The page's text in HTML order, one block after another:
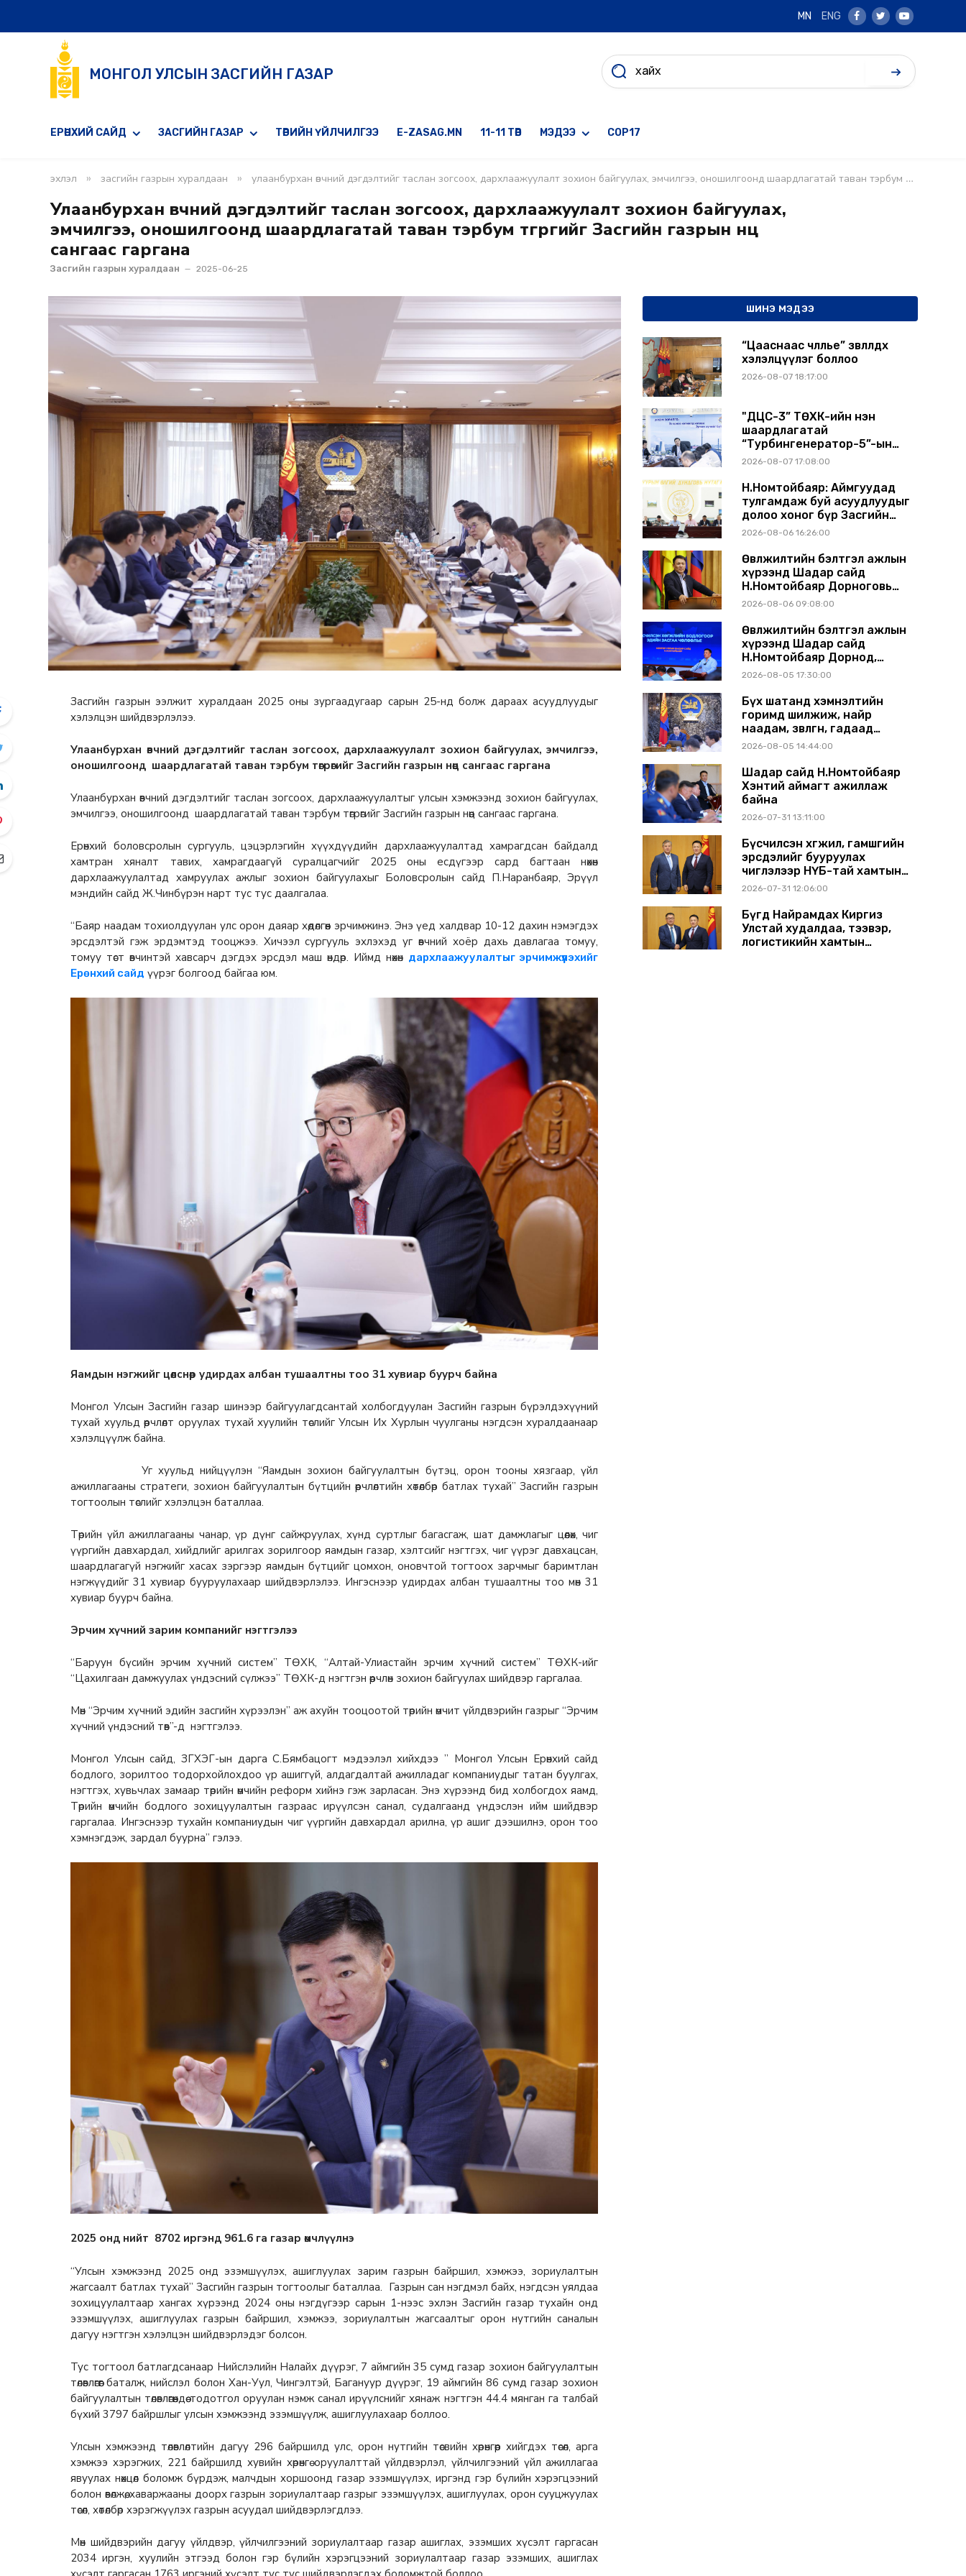
MN ENG
Facebook
TwitterYoutube
МОНГОЛ УЛСЫН ЗАСГИЙН ГАЗАР
ЕРӨНХИЙ САЙД ЗАСГИЙН ГАЗАР ТӨРИЙН ҮЙЛЧИЛГЭЭ E-ZASAG.MN 11-11 ТӨВ МЭДЭЭ COP17
эхлэл » засгийн газрын хуралдаан » улаанбурхан өвчний дэгдэлтийг таслан зогсоох, дархлаажуулалт зохион байгуулах, эмчилгээ, оношилгоонд шаардлагатай таван тэрбум төгрөгийг засгийн газрын нөөц сангаас гаргана
Улаанбурхан өвчний дэгдэлтийг таслан зогсоох, дархлаажуулалт зохион байгуулах,
эмчилгээ, оношилгоонд шаардлагатай таван тэрбум төгрөгийг Засгийн газрын нөөц
сангаас гаргана
Засгийн газрын хуралдаан 2025-06-25
Засгийн газрын ээлжит хуралдаан 2025 оны зургаадугаар сарын 25-нд болж дараах асуудлуудыг
хэлэлцэн шийдвэрлэлээ.
Улаанбурхан өвчний дэгдэлтийг таслан зогсоох, дархлаажуулалт зохион байгуулах, эмчилгээ,
оношилгоонд шаардлагатай таван тэрбум төгрөгийг Засгийн газрын нөөц сангаас гаргана
Улаанбурхан өвчний дэгдэлтийг таслан зогсоох, дархлаажуулалтыг улсын хэмжээнд зохион байгуулах,
эмчилгээ, оношилгоонд шаардлагатай таван тэрбум төгрөгийг Засгийн газрын нөөц сангаас гаргана.
Ерөнхий боловсролын сургууль, цэцэрлэгийн хүүхдүүдийн дархлаажуулалтад хамрагдсан байдалд
хамтран хяналт тавих, хамрагдаагүй суралцагчийг 2025 оны есдүгээр сард багтаан нөхөн
дархлаажуулалтад хамруулах ажлыг зохион байгуулахыг Боловсролын сайд П.Наранбаяр, Эрүүл
мэндийн сайд Ж.Чинбүрэн нарт тус тус даалгалаа.
“Баяр наадам тохиолдуулан улс орон даяар хөдөлгөөн эрчимжинэ. Энэ үед халдвар 10-12 дахин нэмэгдэх
эрсдэлтэй гэж эрдэмтэд тооцжээ. Хичээл сургууль эхлэхэд уг өвчний хоёр дахь давлагаа томуу,
томуу төст өвчинтэй хавсарч дэгдэх эрсдэл маш өндөр. Иймд нөхөн дархлаажуулалтыг эрчимжүүлэхийг
Ерөнхий сайд үүрэг болгоод байгаа юм.
Яамдын нэгжийг цөөлснөөр удирдах албан тушаалтны тоо 31 хувиар буурч байна
Монгол Улсын Засгийн газар шинээр байгуулагдсантай холбогдуулан Засгийн газрын бүрэлдэхүүний
тухай хуульд өөрчлөлт оруулах тухай хуулийн төслийг Улсын Их Хурлын чуулганы нэгдсэн хуралдаанаар
хэлэлцүүлж байна.
Уг хуульд нийцүүлэн “Яамдын зохион байгуулалтын бүтэц, орон тооны хязгаар, үйл
ажиллагааны стратеги, зохион байгуулалтын бүтцийн өөрчлөлтийн хөтөлбөр батлах тухай” Засгийн газрын
тогтоолын төслийг хэлэлцэн баталлаа.
Төрийн үйл ажиллагааны чанар, үр дүнг сайжруулах, хүнд суртлыг багасгаж, шат дамжлагыг цөөлөх, чиг
үүргийн давхардал, хийдлийг арилгах зорилгоор яамдын газар, хэлтсийг нэгтгэх, чиг үүрэг давхацсан,
шаардлагагүй нэгжийг хасах зэргээр яамдын бүтцийг цомхон, оновчтой тогтоох зарчмыг баримтлан
нэгжүүдийг 31 хувиар бууруулахаар шийдвэрлэлээ. Ингэснээр удирдах албан тушаалтны тоо мөн 31
хувиар буурч байна.
Эрчим хүчний зарим компанийг нэгтгэлээ
“Баруун бүсийн эрчим хүчний систем” ТӨХК, “Алтай-Улиастайн эрчим хүчний систем” ТӨХК-ийг
“Цахилгаан дамжуулах үндэсний сүлжээ” ТӨХК-д нэгтгэн өөрчлөн зохион байгуулах шийдвэр гаргалаа.
Мөн “Эрчим хүчний эдийн засгийн хүрээлэн” аж ахуйн тооцоотой төрийн өмчит үйлдвэрийн газрыг “Эрчим
хүчний үндэсний төв”-д нэгтгэлээ.
Монгол Улсын сайд, ЗГХЭГ-ын дарга С.Бямбацогт мэдээлэл хийхдээ ” Монгол Улсын Ерөнхий сайд
бодлого, зорилтоо тодорхойлохдоо үр ашиггүй, алдагдалтай ажилладаг компаниудыг татан буулгах,
нэгтгэх, хувьчлах замаар төрийн өмчийн реформ хийнэ гэж зарласан. Энэ хүрээнд бид холбогдох яамд,
Төрийн өмчийн бодлого зохицуулалтын газраас ирүүлсэн санал, судалгаанд үндэслэн ийм шийдвэр
гаргалаа. Ингэснээр тухайн компаниудын чиг үүргийн давхардал арилна, үр ашиг дээшилнэ, орон тоо
хэмнэгдэж, зардал буурна” гэлээ.
2025 онд нийт 8702 иргэнд 961.6 га газар өмчлүүлнэ
“Улсын хэмжээнд 2025 онд эзэмшүүлэх, ашиглуулах зарим газрын байршил, хэмжээ, зориулалтын
жагсаалт батлах тухай” Засгийн газрын тогтоолыг баталлаа. Газрын сан нэгдмэл байх, нэгдсэн уялдаа
зохицуулалтаар хангах хүрээнд 2024 оны нэгдүгээр сарын 1-нээс эхлэн Засгийн газар тухайн онд
эзэмшүүлэх, ашиглуулах газрын байршил, хэмжээ, зориулалтын жагсаалтыг орон нутгийн саналын
дагуу нэгтгэн хэлэлцэн шийдвэрлэдэг болсон.
Тус тогтоол батлагдсанаар Нийслэлийн Налайх дүүрэг, 7 аймгийн 35 сумд газар зохион байгуулалтын
төлөвлөгөөг баталж, нийслэл болон Хан-Уул, Чингэлтэй, Багануур дүүрэг, 19 аймгийн 86 сумд газар зохион
байгуулалтын төлөвлөгөөндөө тодотгол оруулан нэмж санал ирүүлснийг хянаж нэгтгэн 44.4 мянган га талбай
бүхий 3797 байршлыг улсын хэмжээнд эзэмшүүлж, ашиглуулахаар боллоо.
Улсын хэмжээнд төлөвлөлтийн дагуу 296 байршилд улс, орон нутгийн төсвийн хөрөнгөөр хийгдэх төсөл, арга
хэмжээ хэрэгжих, 221 байршилд хувийн хөрөнгө оруулалттай үйлдвэрлэл, үйлчилгээний үйл ажиллагаа
явуулах нөхцөл боломж бүрдэж, малчдын хоршоонд газар эзэмшүүлэх, иргэнд гэр бүлийн хэрэгцээний
болон өвөлжөө, хаваржааны доорх газрын зориулалтаар газрыг эзэмшүүлэх, ашиглуулах, орон сууцжуулах
төсөл, хөтөлбөр хэрэгжүүлэх газрын асуудал шийдвэрлэгдлээ.
Мөн шийдвэрийн дагуу үйлдвэр, үйлчилгээний зориулалтаар газар ашиглах, эзэмших хүсэлт гаргасан
2034 иргэн, хуулийн этгээд болон гэр бүлийн хэрэгцээний зориулалтаар газар эзэмших, ашиглах
ШИНЭ МЭДЭЭ
“Цааснаас чөлөөлье” зөвлөлдөх
хэлэлцүүлэг боллоо
2026-08-07 18:17:00
"ДЦС-3” ТӨХК-ийн нэн
шаардлагатай
“Турбингенератор-5”-ын
шинэчлэлийн төсвийг
2026-08-07 17:08:00
Н.Номтойбаяр: Аймгуудад
тулгамдаж буй асуудлуудыг
долоо хоног бүр Засгийн
газрын хуралдаанд
2026-08-06 16:26:00
Өвөлжилтийн бэлтгэл ажлын
хүрээнд Шадар сайд
Н.Номтойбаяр Дорноговь
аймагт ажиллав
2026-08-06 09:08:00
Өвөлжилтийн бэлтгэл ажлын
хүрээнд Шадар сайд
Н.Номтойбаяр Дорнод,
Сүхбаатар аймагт ажиллав
2026-08-05 17:30:00
Бүх шатанд хэмнэлтийн
горимд шилжиж, найр
наадам, зөвлөгөөн, гадаад
томилолтыг хориглолоо
2026-08-05 14:44:00
Шадар сайд Н.Номтойбаяр
Хэнтий аймагт ажиллаж
байна
2026-07-31 13:11:00
Бүсчилсэн хөгжил, гамшгийн
эрсдэлийг бууруулах
чиглэлээр НҮБ-тай хамтын
ажиллагаагаа өргөжүүлэхээр
2026-07-31 12:06:00
Бүгд Найрамдах Киргиз
Улстай худалдаа, тээвэр,
логистикийн хамтын